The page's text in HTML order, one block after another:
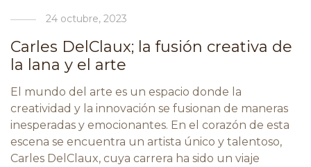
24 octubre, 2023
Carles DelClaux; la fusión creativa de
la lana y el arte
El mundo del arte es un espacio donde la
creatividad y la innovación se fusionan de maneras
inesperadas y emocionantes. En el corazón de esta
escena se encuentra un artista único y talentoso,
Carles DelClaux, cuya carrera ha sido un viaje